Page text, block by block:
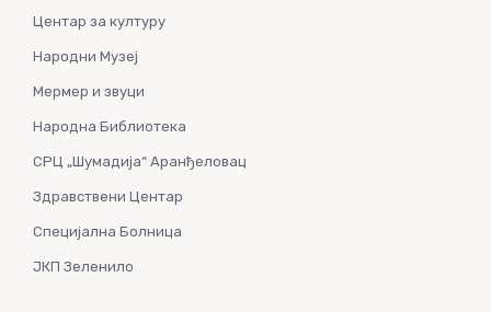
Центар за културу
Народни Музеј
Мермер и звуци
Народна Библиотека
СРЦ „Шумадија“ Аранђеловац
Здравствени Центар
Специјална Болница
ЈКП Зеленило